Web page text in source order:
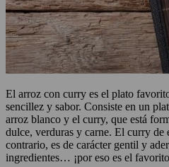
El arroz con curry es el plato
sencillez y sabor. Consiste en un
arroz blanco y el curry, que está
dulce, verduras y carne. El curry de
contrario, es de carácter gentil y
ingredientes… ¡por eso es el